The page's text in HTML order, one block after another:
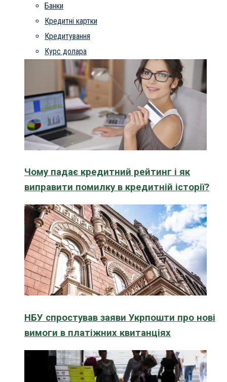
Банки
Кредитні картки
Кредитування
Курс долара
Чому падає кредитний рейтинг і як
виправити помилку в кредитній історії?
НБУ спростував заяви Укрпошти про нові
вимоги в платіжних квитанціях